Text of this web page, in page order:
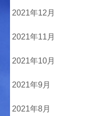
2021年12月
2021年11月
2021年10月
2021年9月
2021年8月